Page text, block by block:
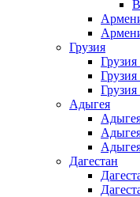
Грузия
Адыгея
Дагестан